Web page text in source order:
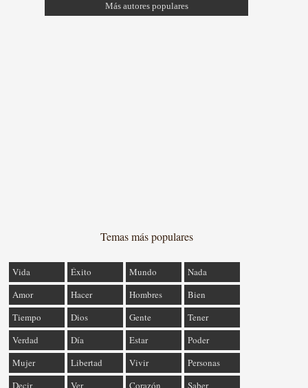
Más autores populares
Temas más populares
Vida Éxito Mundo
Nada
Amor
Hacer Hombres
Bien
Tiempo
Dios Gente
Tener
Verdad
Día Estar
Poder
Mujer
Libertad Vivir
Personas
Decir
Ver Corazón Saber